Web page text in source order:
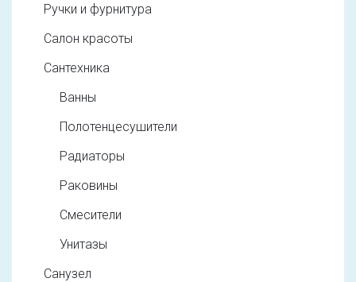
Ручки и фурнитура
Салон красоты
Сантехника
Ванны
Полотенцесушители
Радиаторы
Раковины
Смесители
Унитазы
Санузел